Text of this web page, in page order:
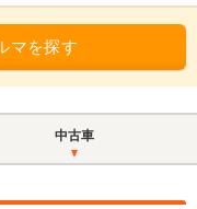
マを探す
中古車